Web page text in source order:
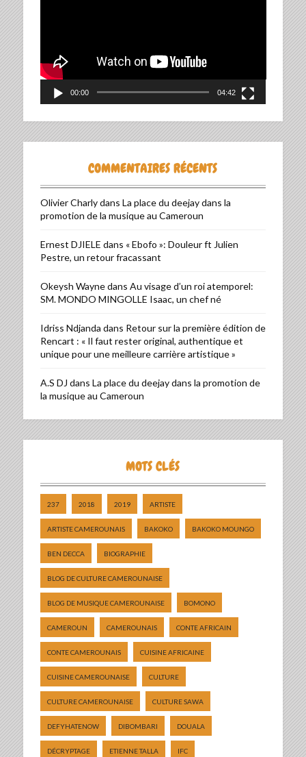
00:00 04:42
COMMENTAIRES RÉCENTS
Olivier Charlydans La place du deejay dans la
promotion de la musique au Cameroun
Ernest DJIELE dans « Ebofo »: Douleur ft Julien
Pestre, un retour fracassant
Okeysh Waynedans Au visage d’un roi atemporel:
SM. MONDO MINGOLLE Isaac, un chef né
Idriss Ndjanda dans Retour sur la première édition de
Rencart : « Il faut rester original, authentique et
unique pour une meilleure carrière artistique »
A.S DJ dans La place du deejay dans la promotion de
la musique au Cameroun
MOTS CLÉS
237 2018 2019 ARTISTE
ARTISTE CAMEROUNAIS BAKOKO BAKOKO MOUNGO
BEN DECCA BIOGRAPHIE
BLOG DE CULTURE CAMEROUNAISE
BLOG DE MUSIQUE CAMEROUNAISE BOMONO
CAMEROUN CAMEROUNAIS CONTE AFRICAIN
CONTE CAMEROUNAIS CUISINE AFRICAINE
CUISINE CAMEROUNAISE CULTURE
CULTURE CAMEROUNAISE CULTURE SAWA
DEFYHATENOW DIBOMBARI DOUALA
DÉCRYPTAGE ETIENNE TALLA IFC